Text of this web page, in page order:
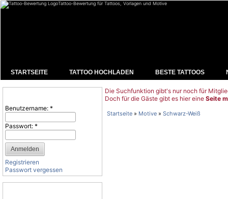
Tattoo-Bewertung für Tattoos, Vorlagen und Motive
STARTSEITE TATTOO HOCHLADEN BESTE TATTOOS
Benutzername: *
Passwort: *
Registrieren
Passwort vergessen
Die Suchfunktion gibt's nur noch für
Doch für die Gäste gibt es hier eine Seite
Startseite » Motive » Schwarz-Weiß